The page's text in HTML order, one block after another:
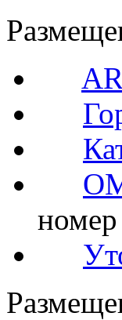
номер